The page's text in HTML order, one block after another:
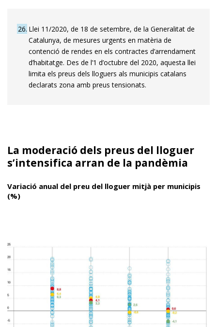
26 Llei 11/2020, de 18 de setembre, de la Generalitat de
Catalunya, de mesures urgents en matèria de
contenció de rendes en els contractes d’arrendament
d’habitatge. Des de l’1 d’octubre del 2020, aquesta llei
limita els preus dels lloguers als municipis catalans
declarats zona amb preus tensionats.
La moderació dels preus del lloguer
s’intensifica arran de la pandèmia
Variació anual del preu del lloguer mitjà per municipis
(%)